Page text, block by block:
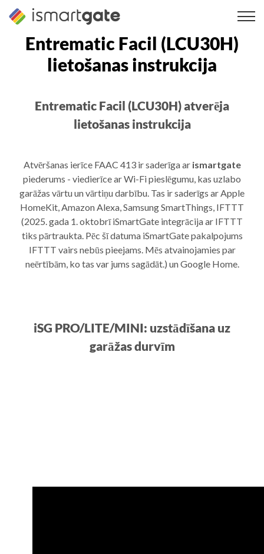
Pāriet
Entrematic Facil (LCU30H)
lietošanas instrukcija
Entrematic Facil (LCU30H) atverēja
lietošanas instrukcija
Atvēršanas ierīce FAAC 413 ir saderīga ar ismartgate
piederums - viedierīce ar Wi-Fi pieslēgumu, kas uzlabo
garāžas vārtu un vārtiņu darbību. Tas ir saderīgs ar Apple
HomeKit, Amazon Alexa, Samsung SmartThings, IFTTT
(2025. gada 1. oktobrī iSmartGate integrācija ar IFTTT
tiks pārtraukta. Pēc šī datuma iSmartGate pakalpojums
IFTTT vairs nebūs pieejams. Mēs atvainojamies par
neērtībām, ko tas var jums sagādāt.) un Google Home.
iSG PRO/LITE/MINI: uzstādīšana uz
garāžas durvīm